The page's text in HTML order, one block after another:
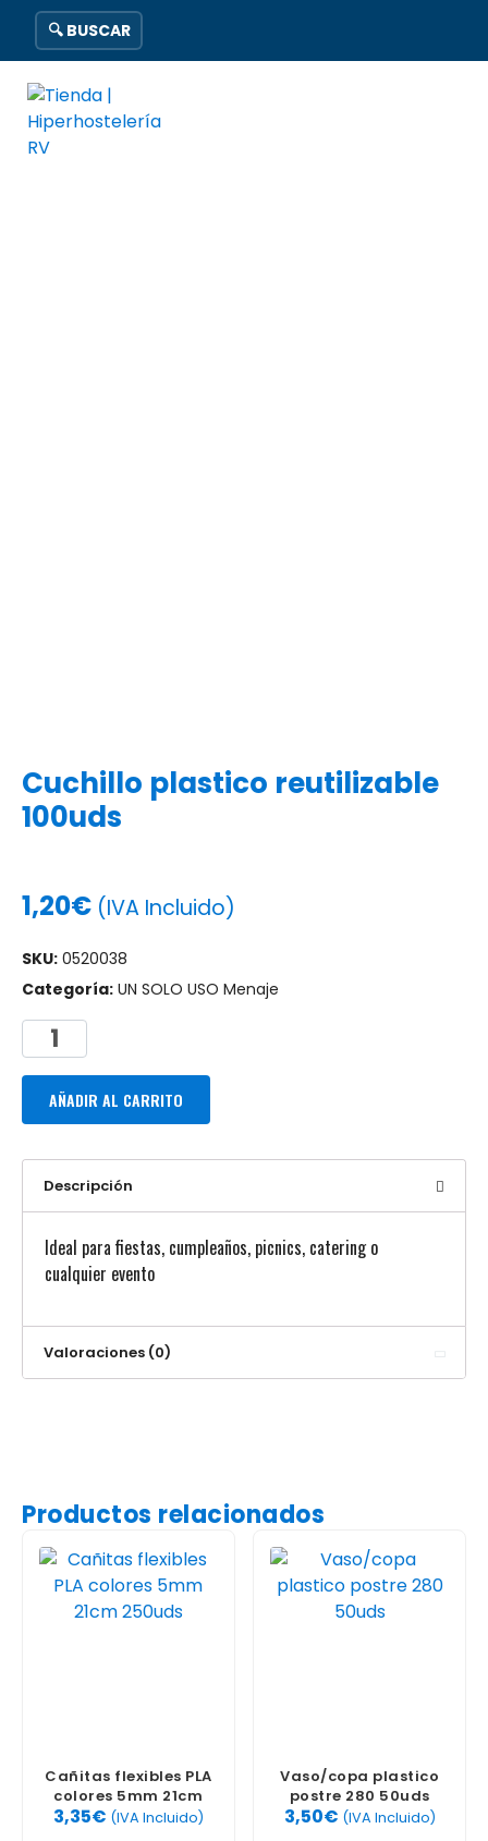
🔍 BUSCAR
Cuchillo plastico reutilizable
100uds
1,20€ (IVA Incluido)
SKU: 0520038
Categoría: UN SOLO USO Menaje
AÑADIR AL CARRITO
Descripción
Ideal para fiestas, cumpleaños, picnics, catering o
cualquier evento
Valoraciones (0)
Productos relacionados
Cañitas flexibles PLA
colores 5mm 21cm
250uds
3,35€ (IVA Incluido)
Vaso/copa plastico
postre 280 50uds
3,50€ (IVA Incluido)